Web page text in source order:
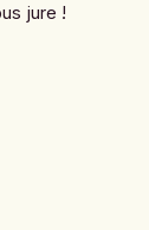
jure !